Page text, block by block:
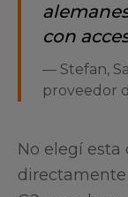
con
— Stefan,
proveedor
No elegí
directamente